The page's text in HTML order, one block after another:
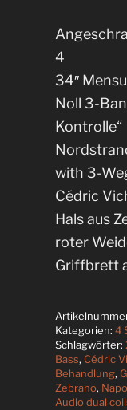
4
34″
Noll 3-
Kontrolle“
with 3-
Cédric
Hals aus
roter
Griffbrett
Kategorien: 4
Schlagwörter:
Bass, Cédric
Behandlung,
Zebrano,
Audio dual